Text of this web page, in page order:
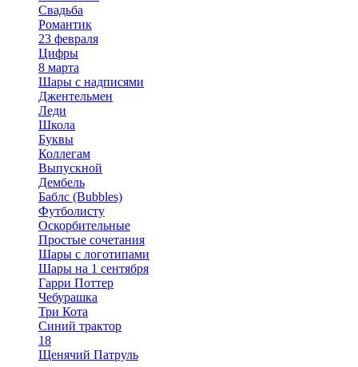
Свадьба
Романтик
23 февраля
Цифры
8 марта
Шары с надписями
Джентельмен
Леди
Школа
Буквы
Коллегам
Выпускной
Дембель
Баблс (Bubbles)
Футболисту
Оскорбительные
Простые сочетания
Шары с логотипами
Шары на 1 сентября
Гарри Поттер
Чебурашка
Три Кота
Синий трактор
18
Щенячий Патруль